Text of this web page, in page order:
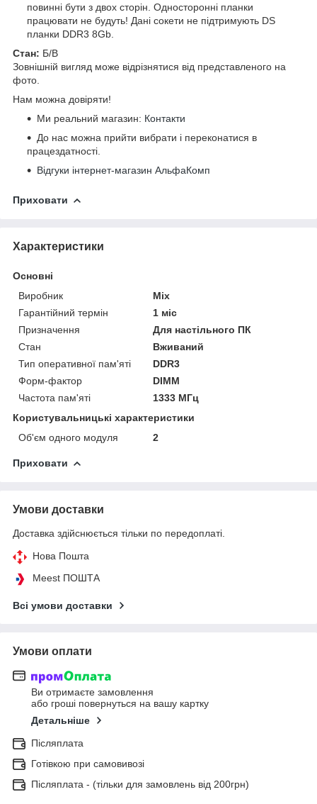
повинні бути з двох сторін. Односторонні планки
працювати не будуть! Дані сокети не підтримують DS
планки DDR3 8Gb.
Стан: Б/В
Зовнішній вигляд може відрізнятися від представленого на
фото.
Нам можна довіряти!
Ми реальний магазин: Контакти
До нас можна прийти вибрати і переконатися в
працездатності.
Відгуки інтернет-магазин АльфаКомп
Приховати
Характеристики
Основні
Виробник
Mix
Гарантійний термін
1 міс
Призначення
Для настільного ПК
Стан
Вживаний
Тип оперативної пам'яті
DDR3
Форм-фактор
DIMM
Частота пам'яті
1333 МГц
Користувальницькі характеристики
Об'єм одного модуля
2
Приховати
Умови доставки
Доставка здійснюється тільки по передоплаті.
Нова Пошта
Meest ПОШТА
Всі умови доставки
Умови оплати
Ви отримаєте замовлення
або гроші повернуться на вашу картку
Детальніше
Післяплата
Готівкою при самовивозі
Післяплата - (тільки для замовлень від 200грн)